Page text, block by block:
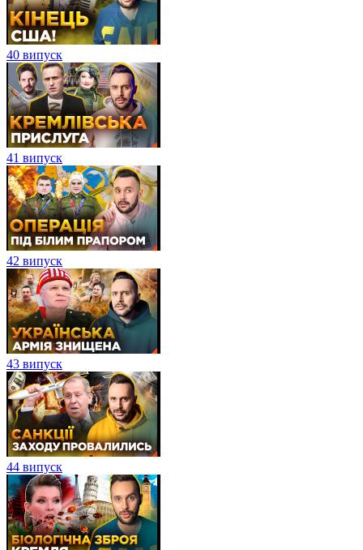
40 випуск
41 випуск
42 випуск
43 випуск
44 випуск